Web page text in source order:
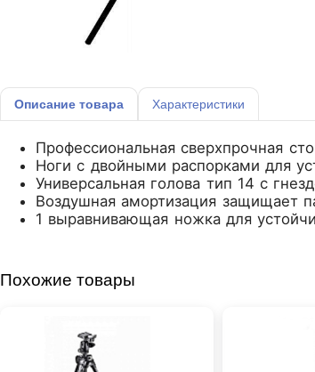
Описание товара Характеристики
Профессиональная сверхпрочная
Ноги с двойными распорками для
Универсальная голова тип 14 с
Воздушная амортизация защищает
1 выравнивающая ножка для
Похожие товары